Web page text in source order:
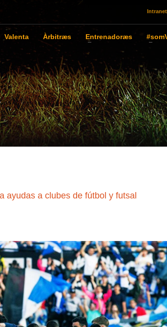
Intranet
Valenta Àrbitræs Entrenadoræs
ayudas a clubes de fútbol y futsal